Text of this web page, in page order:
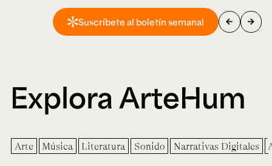
Suscríbete al boletín semanal arrow_back arrow_forward
Explora ArteHum
Arte Música Literatura Sonido Narrativas Digitales